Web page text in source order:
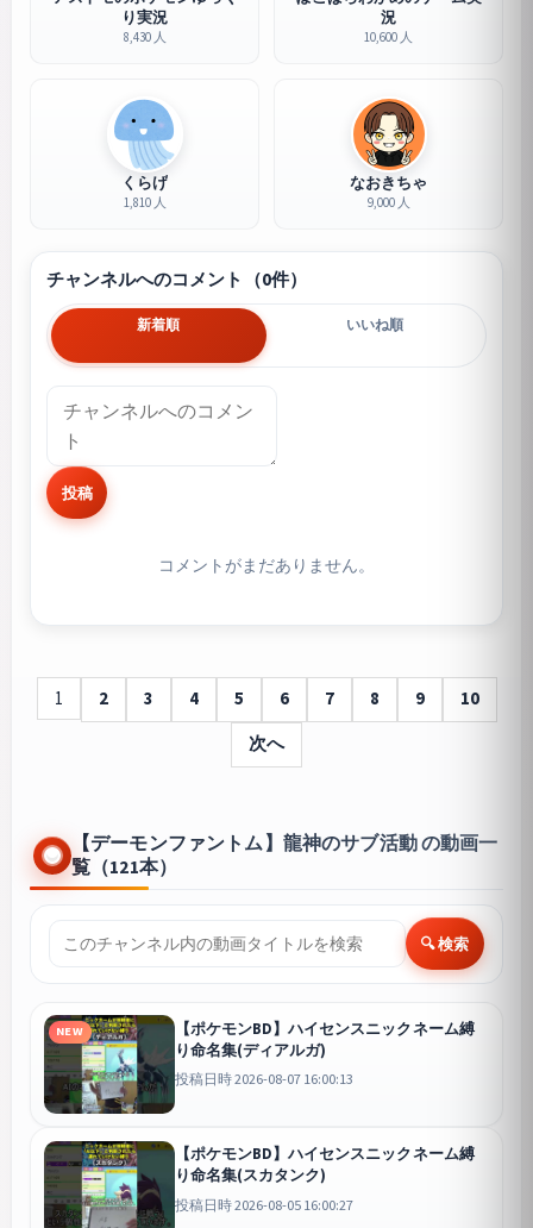
り実況
8,430 人
況
10,600 人
くらげ
1,810 人
なおきちゃ
9,000 人
チャンネルへのコメント（0件）
新着順 いいね順
投稿
コメントがまだありません。
1 2 3 4 5 6 7 8 9
10
次へ
【デーモンファントム】龍神のサブ活動 の動画一
覧（121本）
🔍 検索
NEW
【ポケモンBD】ハイセンスニックネーム縛
り命名集(ディアルガ)
投稿日時 2026-08-07 16:00:13
【ポケモンBD】ハイセンスニックネーム縛
り命名集(スカタンク)
投稿日時 2026-08-05 16:00:27